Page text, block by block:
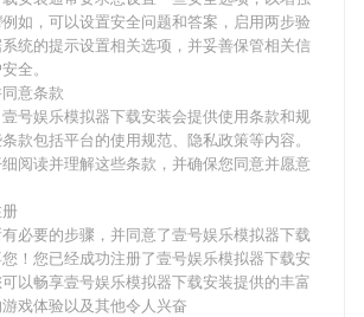
如，可以设置安全问题和答案，启用两步验
统的提示设置相关选项，并妥善保管相关信
全。
意条款
壹号娱乐模拟器下载安装会提供使用条款和规
款包括平台的使用规范、隐私政策等内容。
阅读并理解这些条款，并确保您同意并愿意
必要的步骤，并同意了壹号娱乐模拟器下载
！您已经成功注册了壹号娱乐模拟器下载安
以畅享壹号娱乐模拟器下载安装提供的丰富
戏体验以及其他令人兴奋